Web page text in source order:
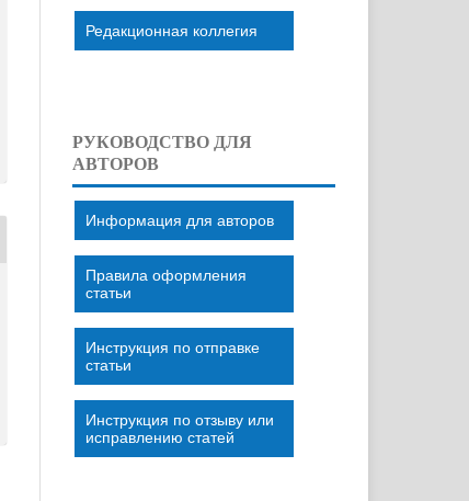
Редакционная коллегия
РУКОВОДСТВО ДЛЯ
АВТОРОВ
Информация для авторов
Правила оформления
статьи
Инструкция по отправке
статьи
Инструкция по отзыву или
исправлению статей